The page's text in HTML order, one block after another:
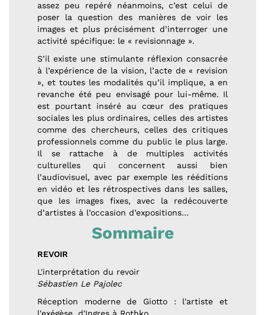
assez peu repéré néanmoins, c’est celui de
poser la question des manières de voir les
images et plus précisément d’interroger une
activité spécifique: le « revisionnage ».
S’il existe une stimulante réflexion consacrée
à l’expérience de la vision, l’acte de « revision
», et toutes les modalités qu’il implique, a en
revanche été peu envisagé pour lui-même. Il
est pourtant inséré au cœur des pratiques
sociales les plus ordinaires, celles des artistes
comme des chercheurs, celles des critiques
professionnels comme du public le plus large.
Il se rattache à de multiples activités
culturelles qui concernent aussi bien
l’audiovisuel, avec par exemple les rééditions
en vidéo et les rétrospectives dans les salles,
que les images fixes, avec la redécouverte
d’artistes à l’occasion d’expositions…
Sommaire
REVOIR
L'interprétation du revoir
Sébastien Le Pajolec
Réception moderne de Giotto : l'artiste et